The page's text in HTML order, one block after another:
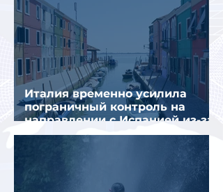
Италия временно усилила
пограничный контроль на
направлении с Испанией из-за
миграционного кризиса